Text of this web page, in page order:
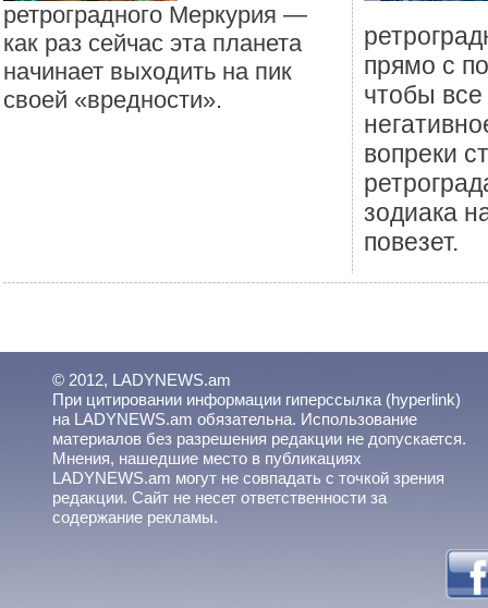
ретроградного Меркурия —
как раз сейчас эта планета
начинает выходить на пик
своей «вредности».
прямо с
чтобы
вопреки
зодиака
повезет.
© 2012, LADYNEWS.am
При цитировании информации гиперссылка (hyperlink)
на LADYNEWS.am обязательна. Использование
материалов без разрешения редакции не допускается.
Мнения, нашедшие место в публикациях
LADYNEWS.am могут не совпадать с точкой зрения
редакции. Сайт не несет ответственности за
содержание рекламы.